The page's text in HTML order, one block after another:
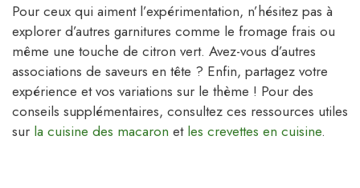
Pour ceux qui aiment l’expérimentation, n’hésitez pas à
explorer d’autres garnitures comme le fromage frais ou
même une touche de citron vert. Avez-vous d’autres
associations de saveurs en tête ? Enfin, partagez votre
expérience et vos variations sur le thème ! Pour des
conseils supplémentaires, consultez ces ressources utiles
sur la cuisine des macaron et les crevettes en cuisine.